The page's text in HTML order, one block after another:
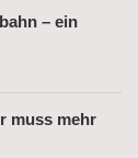
– ein
muss mehr